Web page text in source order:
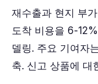
재수출과 현지 부
도착 비용을 6-
델링. 주요 기여자
축. 신고 상품에 대